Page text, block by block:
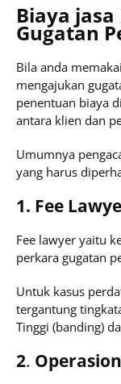
Biaya
Gugatan
Bila anda
mengajukan
penentuan biaya
antara klien dan
Umumnya
yang harus
1. Fee
Fee lawyer yaitu
perkara gugatan
Untuk kasus
tergantung
Tinggi (banding)
2.